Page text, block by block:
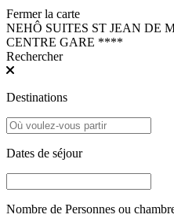
Fermer la carte
NEHÔ SUITES ST JEAN DE
CENTRE GARE ****
Rechercher
Destinations
Dates de séjour
Nombre de Personnes ou